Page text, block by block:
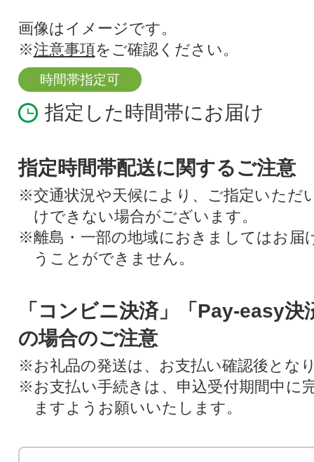
画像はイメージです。
※注意事項をご確認ください。
時間帯指定可
指定した時間帯にお届け
指定時間帯配送に関するご注意
※交通状況や天候により、ご指定いただ
けできない場合がございます。
※離島・一部の地域におきましてはお届
うことができません。
「コンビニ決済」「Pay-easy決
の場合のご注意
※お礼品の発送は、お支払い確認後とな
※お支払い手続きは、申込受付期間中に
ますようお願いいたします。